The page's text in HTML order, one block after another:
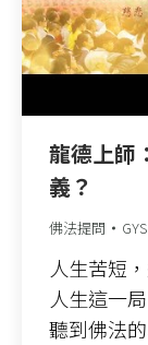
龍德上師
義？
佛法提問 GYS
人生苦短
人生這一
聽到佛法